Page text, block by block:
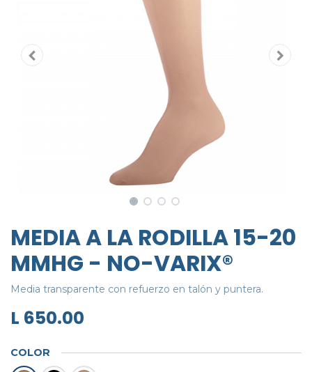
MEDIA A LA RODILLA 15-20
MMHG - NO-VARIX®
Media transparente con refuerzo en talón y puntera.
L 650.00
COLOR